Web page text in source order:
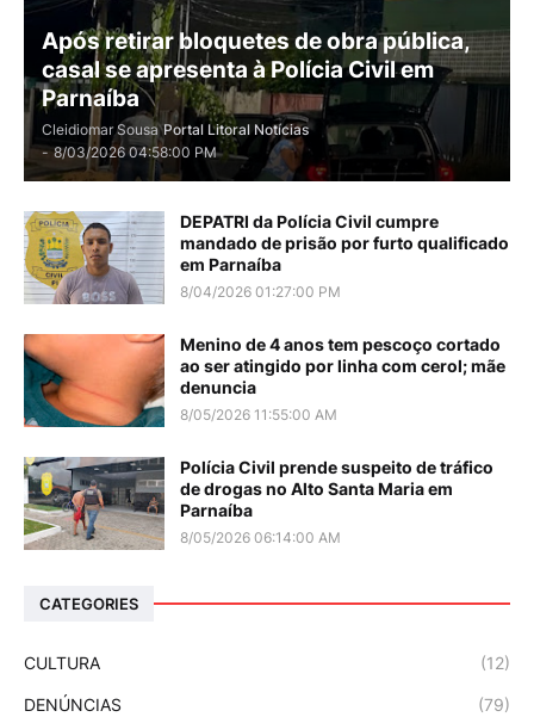
Após retirar bloquetes de obra pública,
casal se apresenta à Polícia Civil em
Parnaíba
Cleidiomar Sousa Portal Litoral Notícias
- 8/03/2026 04:58:00 PM
DEPATRI da Polícia Civil cumpre
mandado de prisão por furto qualificado
em Parnaíba
8/04/2026 01:27:00 PM
Menino de 4 anos tem pescoço cortado
ao ser atingido por linha com cerol; mãe
denuncia
8/05/2026 11:55:00 AM
Polícia Civil prende suspeito de tráfico
de drogas no Alto Santa Maria em
Parnaíba
8/05/2026 06:14:00 AM
CATEGORIES
CULTURA (12)
DENÚNCIAS (79)